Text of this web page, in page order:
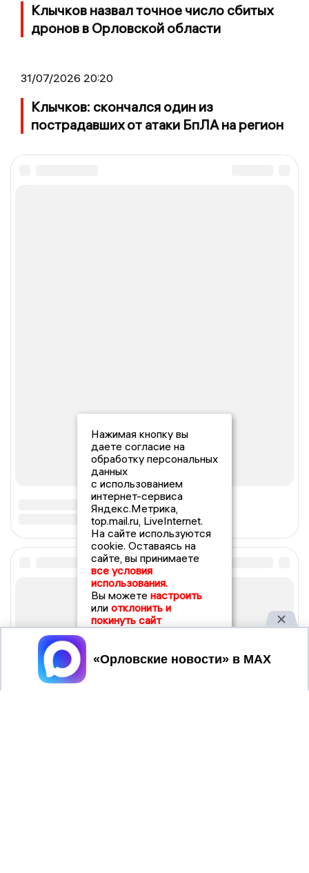
Клычков назвал точное число сбитых
дронов в Орловской области
31/07/2026 20:20
Клычков: скончался один из
пострадавших от атаки БпЛА на регион
Нажимая кнопку вы
даете согласие на
обработку персональных
данных
с использованием
интернет-сервиса
Яндекс.Метрика,
top.mail.ru, LiveInternet.
На сайте используются
cookie. Оставаясь на
сайте, вы принимаете
все условия
использования.
Вы можете настроить
или отклонить и
покинуть сайт
Принять